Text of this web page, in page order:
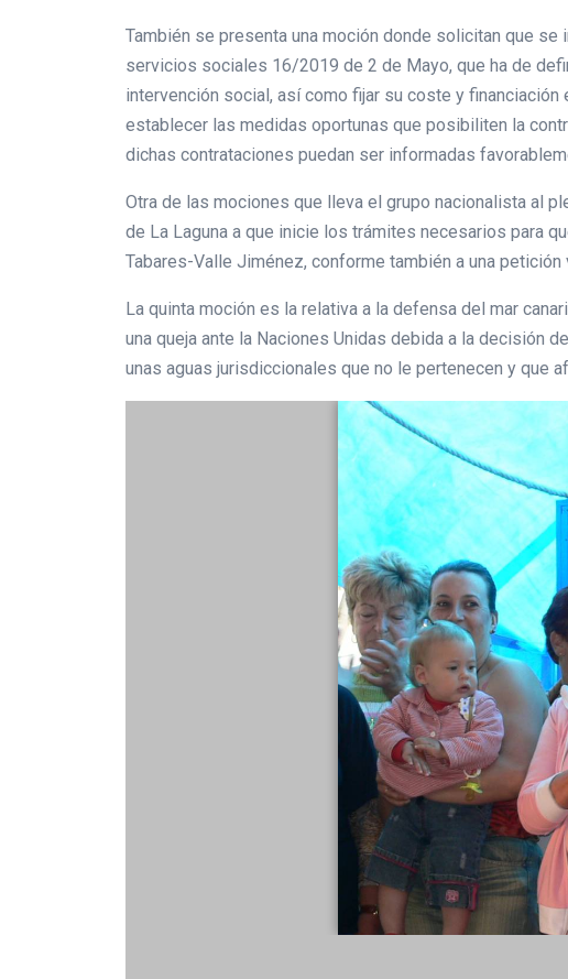
También se presenta una moción donde solicitan que
servicios sociales 16/2019 de 2 de Mayo, que ha de
intervención social, así como fijar su coste y
establecer las medidas oportunas que posibiliten la
dichas contrataciones puedan ser informadas
Otra de las mociones que lleva el grupo nacionalista al
de La Laguna a que inicie los trámites necesarios para
Tabares-Valle Jiménez, conforme también a una petición
La quinta moción es la relativa a la defensa del mar
una queja ante la Naciones Unidas debida a la decisión
unas aguas jurisdiccionales que no le pertenecen y que